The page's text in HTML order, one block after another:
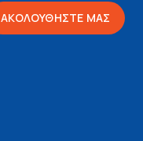
ΑΚΟΛΟΥΘΗΣΤΕ ΜΑΣ